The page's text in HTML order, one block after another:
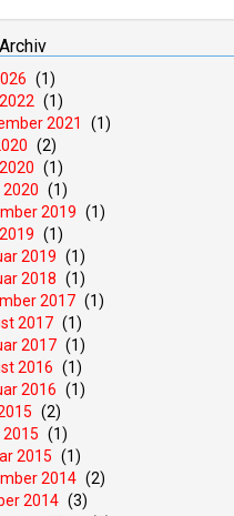
(1)
(1)
2021
(1)
(2)
(1)
2020 (1)
2019 (1)
(1)
2019 (1)
2018 (1)
2017 (1)
2017 (1)
2017 (1)
2016 (1)
2016 (1)
(2)
2015 (1)
2015 (1)
2014 (2)
2014 (3)